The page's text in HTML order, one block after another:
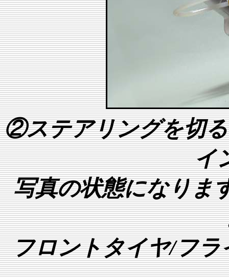
②ステアリングを切
イ
写真の状態になりま
フロントタイヤ/フ